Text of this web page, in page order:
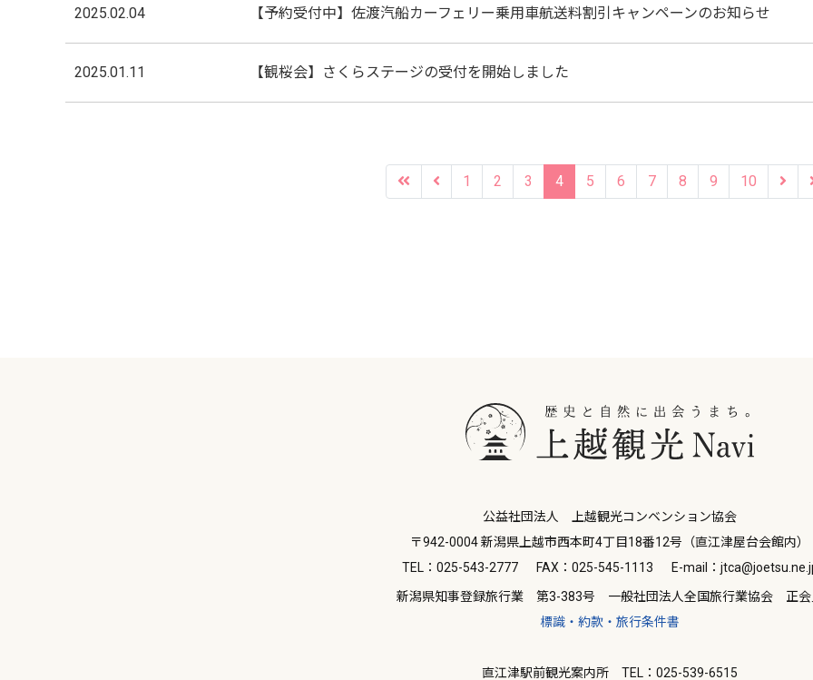
2025.02.04 【予約受付中】佐渡汽船カーフェリー乗用車航送料割引キャンペーンのお知らせ
2025.01.11 【観桜会】さくらステージの受付を開始しました
1 2 3 4 5 6 7 8 9 10
公益社団法人 上越観光コンベンション協会
〒942-0004 新潟県上越市西本町4丁目18番12号（直江津屋台会館内）
TEL：025-543-2777
FAX：025-545-1113
E-mail：
新潟県知事登録旅行業 第3-383号 一般社団法人全国旅行業協会 正会
標識・約款・旅行条件書
直江津駅前観光案内所 TEL：025-539-6515